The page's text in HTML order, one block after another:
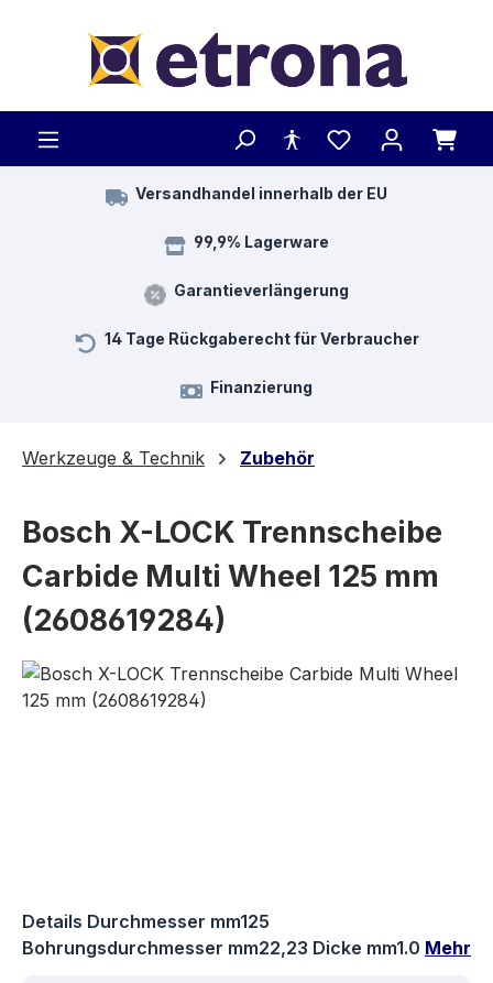
Versandhandel innerhalb der EU
99,9% Lagerware
Garantieverlängerung
14 Tage Rückgaberecht für Verbraucher
Finanzierung
Werkzeuge & Technik Zubehör
Bosch X-LOCK Trennscheibe
Carbide Multi Wheel 125 mm
(2608619284)
Bildergalerie überspringen
Details Durchmesser mm125
Bohrungsdurchmesser mm22,23 Dicke mm1.0 Mehr